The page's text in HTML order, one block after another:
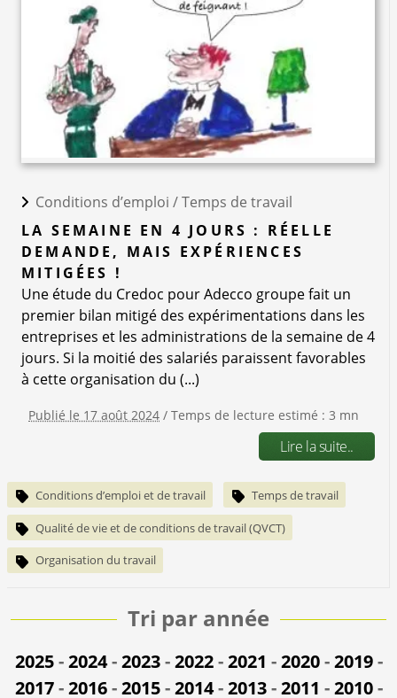
Conditions d’emploi /Temps de travail
LA SEMAINE EN 4 JOURS : RÉELLE
DEMANDE, MAIS EXPÉRIENCES
MITIGÉES !
Une étude du Credoc pour Adecco groupe fait un
premier bilan mitigé des expérimentations dans les
entreprises et les administrations de la semaine de 4
jours. Si la moitié des salariés paraissent favorables
à cette organisation du (...)
Publié le 17 août 2024 / Temps de lecture estimé : 3 mn
Lire la suite..
Conditions d’emploi et de travail Temps de travail
Qualité de vie et de conditions de travail (QVCT)
Organisation du travail
Tri par année
2025-2024-2023-2022-2021 -2020-2019-
2017-2016-2015-2014-2013-2011 -2010-